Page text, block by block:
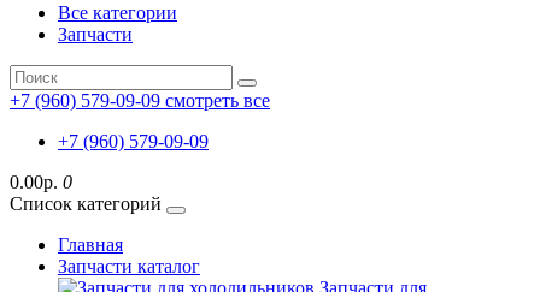
Все категории
Запчасти
+7 (960) 579-09-09 смотреть все
+7 (960) 579-09-09
0.00р. 0
Список категорий
Главная
Запчасти каталог
Запчасти для